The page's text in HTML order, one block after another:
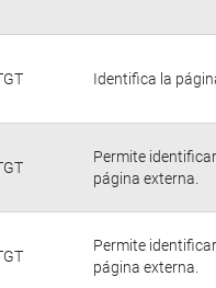
Identifica la
Permite
página externa.
Permite
página externa.